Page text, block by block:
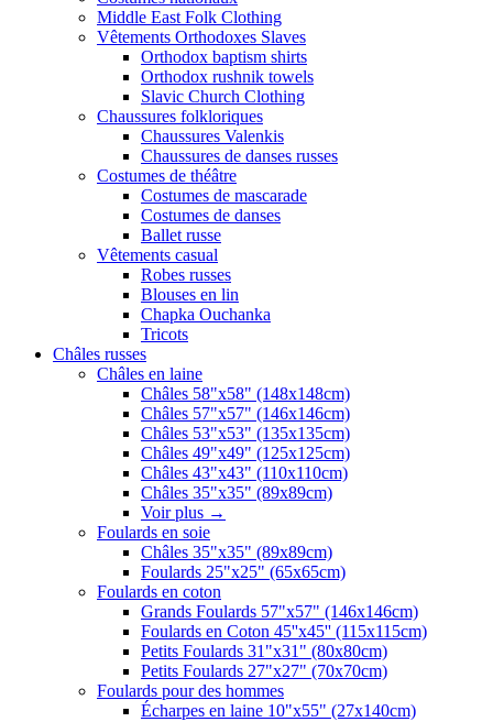
Middle East Folk Clothing
Vêtements Orthodoxes Slaves
Orthodox baptism shirts
Orthodox rushnik towels
Slavic Church Clothing
Chaussures folkloriques
Chaussures Valenkis
Chaussures de danses russes
Costumes de théâtre
Costumes de mascarade
Costumes de danses
Ballet russe
Vêtements casual
Robes russes
Blouses en lin
Chapka Ouchanka
Tricots
Châles russes
Châles en laine
Châles 58"x58" (148x148cm)
Châles 57"x57" (146x146cm)
Châles 53"x53" (135x135cm)
Châles 49"x49" (125x125cm)
Châles 43"x43" (110x110cm)
Châles 35"x35" (89x89cm)
Voir plus →
Foulards en soie
Châles 35"x35" (89x89cm)
Foulards 25"x25" (65x65cm)
Foulards en coton
Grands Foulards 57"x57" (146x146cm)
Foulards en Coton 45''x45'' (115x115cm)
Petits Foulards 31"x31" (80x80cm)
Petits Foulards 27"x27" (70x70cm)
Foulards pour des hommes
Écharpes en laine 10"x55" (27x140cm)